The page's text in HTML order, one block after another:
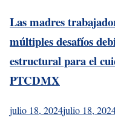
Las madres
múltiples desafíos
estructural para el
PTCDMX
julio 18, 2024julio 18,